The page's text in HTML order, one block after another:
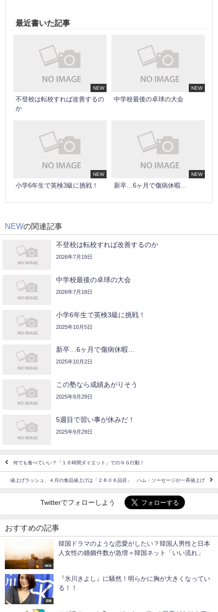
最近書いた記事
NEW
不登校は転校すれば改善するの
か
NEW
中学校最後の卓球の大会
NEW
小学6年生で英検3級に挑戦！
NEW
新卒…6ヶ月で傷病休暇…
NEWの関連記事
不登校は転校すれば改善するのか
2026年7月19日
中学校最後の卓球の大会
2026年7月18日
小学6年生で英検3級に挑戦！
2025年10月5日
新卒…6ヶ月で傷病休暇…
2025年10月2日
この塾なら成績あがりそう
2025年9月29日
5週目で習い事が休みだ！
2025年9月29日
何でも食べていい？「１６時間ダイエット」でのＮＧ行動！
値上げラッシュ、４月の食品値上げは「２８０６品目」 ハム・ソーセージが一斉値上げ
Twitterでフォローしよう
おすすめの記事
NEW
韓国ドラマのような恋愛がしたい？韓国人男性と日本
人女性の婚姻件数が急増＝韓国ネット「いい流れ」
芸能
『氷川きよし』に騒然！明らかに胸が大きくなってい
る！！